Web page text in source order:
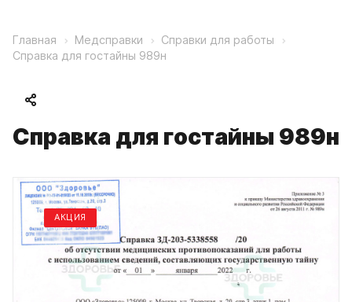
Главная Медсправки
Справки для работы
Справка для гостайны 989н
Справка для гостайны 989н
АКЦИЯ